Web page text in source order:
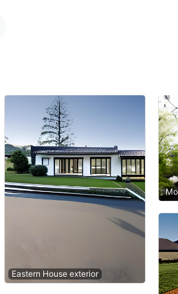
Eastern House exterior